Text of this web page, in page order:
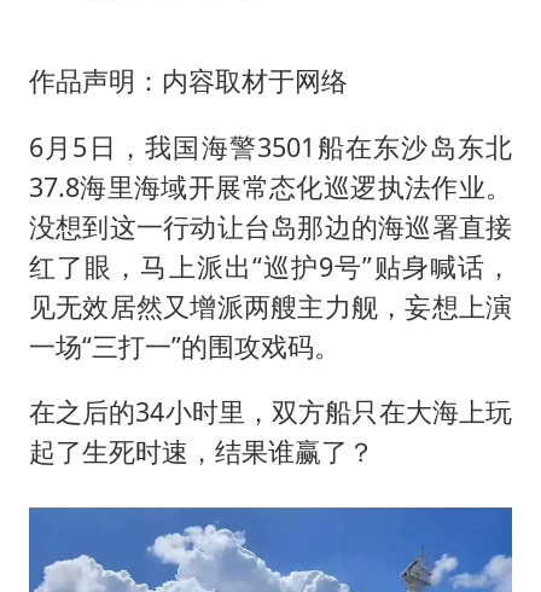
女子利用漏洞0元薅走3000多件家电
金饰克价大幅跳涨
多地要求领导干部带头休假
对话重庆地铁吐血女孩
奋进开新局 实干挑大梁
作品声明：内容取材于网络
6月5日，我国海警3501船在东沙岛东北
37.8海里海域开展常态化巡逻执法作业。
没想到这一行动让台岛那边的海巡署直接
红了眼，马上派出“巡护9号”贴身喊话，
见无效居然又增派两艘主力舰，妄想上演
一场“三打一”的围攻戏码。
在之后的34小时里，双方船只在大海上玩
起了生死时速，结果谁赢了？